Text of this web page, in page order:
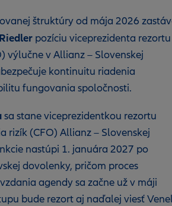
štruktúry od mája 2026
pozíciu viceprezidenta rezortu
výlučne v Allianz – Slovenskej
kontinuitu riadenia
fungovania spoločnosti.
sa stane viceprezidentkou rezortu
rizík (CFO) Allianz – Slovenskej
nastúpi 1. januára 2027 po
dovolenky, pričom proces
agendy sa začne už v máji
bude rezort aj naďalej viesť